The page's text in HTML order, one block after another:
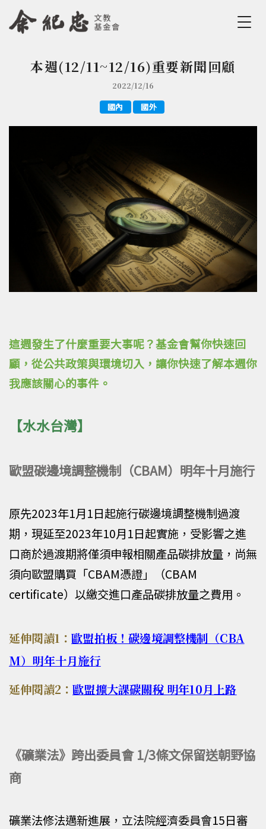
Jump to Navigation
Jump to Main content
您在這裡
本週(12/11~12/16)重要新聞回顧
2022/12/16
國內 國外
這週發生了什麼重要大事呢？基金會幫你快速回
顧，從公共政策與環境切入，讓你快速了解本週你
我應該關心的事件。
【水水台灣】
歐盟碳邊境調整機制（CBAM）明年十月施行
原先2023年1月1日起施行碳邊境調整機制過渡
期，現延至2023年10月1日起實施，受影響之進
口商於過渡期將僅須申報相關產品碳排放量，尚無
須向歐盟購買「CBAM憑證」（CBAM
certificate）以繳交進口產品碳排放量之費用。
延伸閱讀1：歐盟拍板！碳邊境調整機制（CBA
M）明年十月施行
延伸閱讀2：歐盟擴大課碳關稅 明年10月上路
《礦業法》跨出委員會 1/3條文保留送朝野協
商
礦業法修法邁新進展，立法院經濟委員會15日審